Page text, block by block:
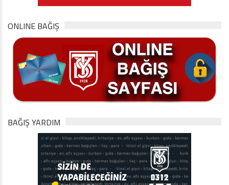
ONLINE BAĞIŞ
BAĞIŞ YARDIM